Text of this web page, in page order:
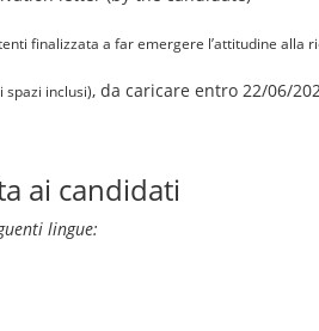
finalizzata a far emergere l’attitudine alla
inclusi), da caricare entro 22/06/
ai candidati
lingue: